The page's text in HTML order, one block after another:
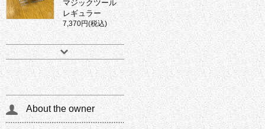
マジックツール
レギュラー
7,370円(税込)
About the owner